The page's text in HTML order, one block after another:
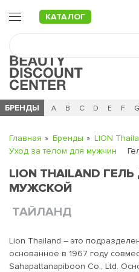
КАТАЛОГ
БРЕНДЫ
Ч 0 - 9 A B C D E F G
Главная Бренды LION
Уход за телом для мужчин
LION THAILAND
МУЖСКОЙ
ТАЙЛАНД
Lion Thailand – это
основанное в 1967 году
Sahapattanapiboon Co., Ltd.